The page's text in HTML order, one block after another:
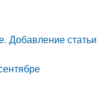
Добавление статьи